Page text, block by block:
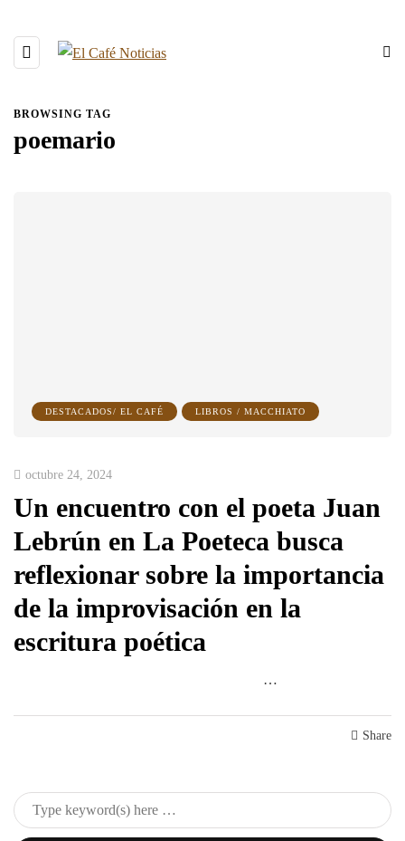
BROWSING TAG
poemario
DESTACADOS/ EL CAFÉ LIBROS / MACCHIATO
octubre 24, 2024
Un encuentro con el poeta Juan
Lebrún en La Poeteca busca
reflexionar sobre la importancia
de la improvisación en la
escritura poética
…
Share